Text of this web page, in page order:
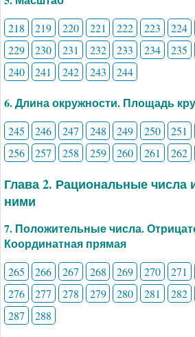
218 219 220 221 222 223 224
229
230 231 232 233 234 235
240
241 242 243 244
6. Длина окружности. Площадь
245 246 247 248 249 250 251
256
257 258 259 260 261 262
Глава 2. Рациональные числа
ними
7. Положительные числа.
Координатная прямая
265 266 267 268 269 270 271
276
277 278 279 280 281 282
287
288